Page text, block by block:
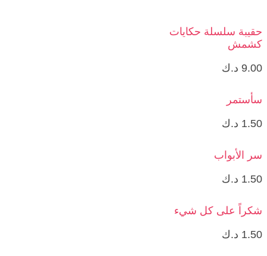
حقيبة سلسلة حكايات
كشمش
9.00 د.ك
سأستمر
1.50 د.ك
سر الأبواب
1.50 د.ك
شكراً على كل شيء
1.50 د.ك